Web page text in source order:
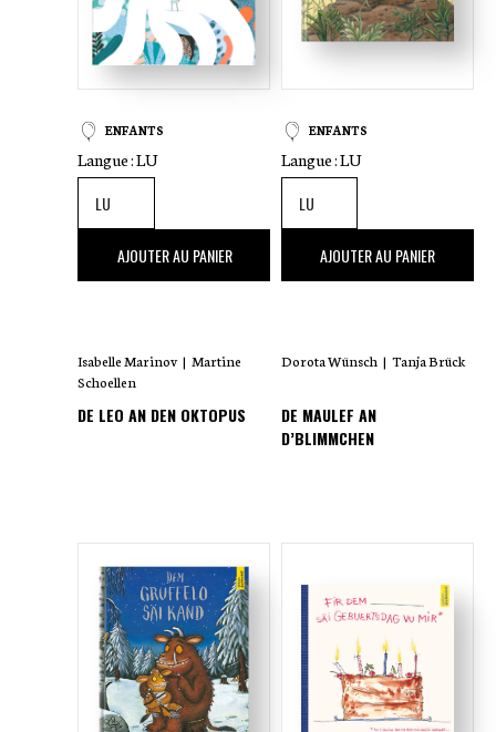
ENFANTS
Langue :LU
,00 €AJOUTER AU PANIER
Isabelle Marinov | Martine
Schoellen
DE LEO AN DEN OKTOPUS
ENFANTS
Langue :LU
,00 €AJOUTER AU PANIER
Dorota Wünsch | Tanja Brück
DE MAULEF AN
D’BLIMMCHEN